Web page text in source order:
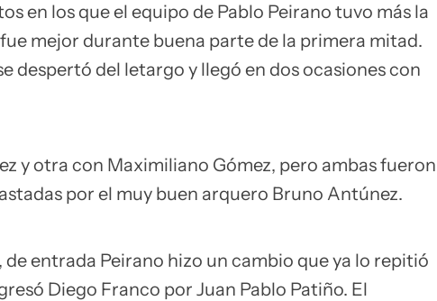
en los que el equipo de Pablo Peirano tuvo más la
mejor durante buena parte de la primera mitad.
despertó del letargo y llegó en dos ocasiones con
y otra con Maximiliano Gómez, pero ambas fueron
por el muy buen arquero Bruno Antúnez.
de entrada Peirano hizo un cambio que ya lo repitió
Diego Franco por Juan Pablo Patiño. El